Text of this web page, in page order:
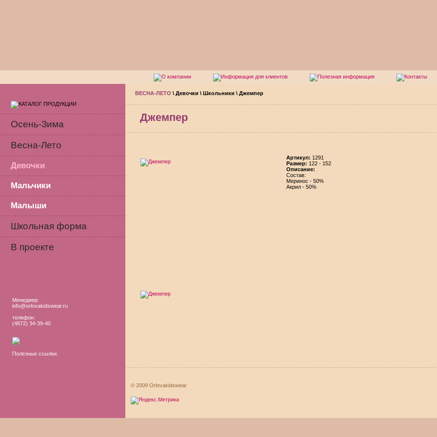
Осень-Зима
Весна-Лето
Девочки
Мальчики
Малыши
Школьная форма
В проекте
Менеджер:
info@orlovakidswear.ru
телефон:
(4872) 34-39-40
Полезные ссылки.
ВЕСНА-ЛЕТО \ Девочки \ Школьники \ Джемпер
Джемпер
Aртикул: 1291
Размер: 122 - 152
Описание:
Состав:
Меринос - 50%
Акрил - 50%
© 2009 Orlovakidswear